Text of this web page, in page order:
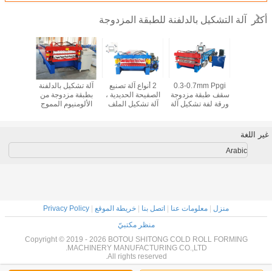
أكثر آلة التشكيل بالدلفنة للطبقة المزدوجة
آلة تشكيل بالدلفنة
بطبقة مزدوجة من
الألومنيوم المموج
2 أنواع آلة تصنيع
الصفيحة الحديدية ،
آلة تشكيل الملف
0.3-0.7mm Ppgi
سقف طبقة مزدوجة
ورقة لفة تشكيل آلة
غير اللغة
Arabic
منزل معلومات عنا اتصل بنا خريطة الموقع
Privacy Policy
منظر مكتبيّ
Copyright © 2019 - 2026 BOTOU SHITONG COLD ROLL FORMING
MACHINERY MANUFACTURING CO.,LTD.
All rights reserved.